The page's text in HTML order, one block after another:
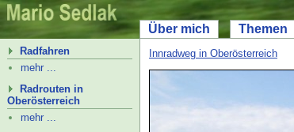
Über mich Themen
Radfahren
mehr ...
Radrouten in
Oberösterreich
mehr ...
Innradweg in Oberösterreich